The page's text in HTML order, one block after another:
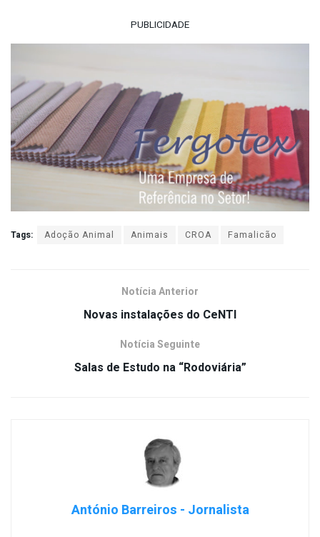
PUBLICIDADE
Tags: Adoção Animal Animais CROA Famalicão
Notícia Anterior
Novas instalações do CeNTI
Notícia Seguinte
Salas de Estudo na “Rodoviária”
António Barreiros - Jornalista